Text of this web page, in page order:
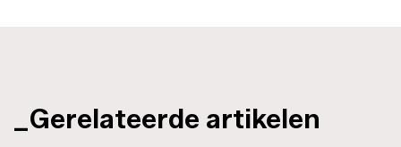
_Gerelateerde artikelen